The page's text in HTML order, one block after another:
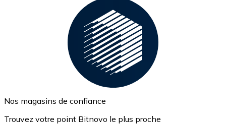
Nos magasins de confiance
Trouvez votre point Bitnovo le plus proche